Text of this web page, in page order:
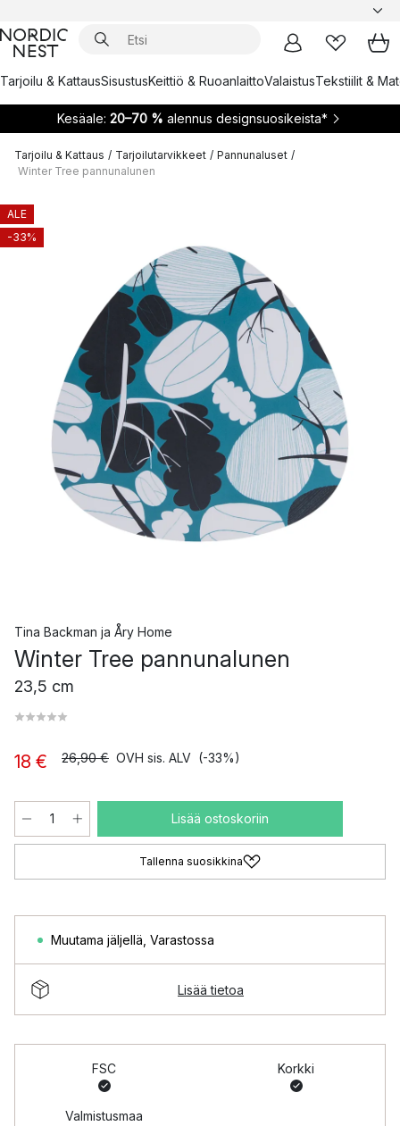
Tarjoilu & KattausSisustusKeittiö & RuoanlaittoValaistusTekstiilit &
Kesäale: 20–70 % alennus designsuosikeista*
Tarjoilu & Kattaus / Tarjoilutarvikkeet / Pannunaluset /
Winter Tree pannunalunen
ALE
-33%
Tina Backman ja Åry Home
Winter Tree pannunalunen
23,5 cm
18 € 26,90 € OVH sis. ALV (-33%)
Lisää ostoskoriin
Tallenna suosikkina
Muutama jäljellä Varastossa
Lisää tietoa
FSC Korkki
Valmistusmaa